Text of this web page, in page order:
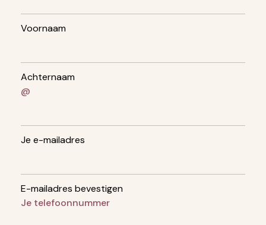
Voornaam
Achternaam
@
Je e-mailadres
E-mailadres bevestigen
Je telefoonnummer